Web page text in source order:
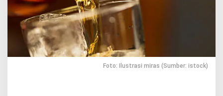
i
g
a
r
i
,
Foto: Ilustrasi miras (Sumber: istock)